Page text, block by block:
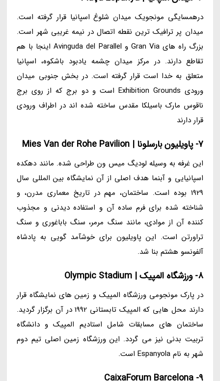
درهمسایگی مونجویک میدان شلوغ اسپانیا قرار گرفته است.
میدان پر ترافیک ترین نقطه اتصال در نیمه غریبی شهر است.
بزرگ راه های Gran Via و Avinguda del Parallel اینجا با هم
تقاطع دارند. در مرکز میدان چشمه یادبود باشکوه، اسپانیا
متعلق به خدا است قرار گرفته است. در بخش جنوبی میدان
ورودی Exhibition Grounds است و دو برج که از روی برج
ناقوس مارک باسیلکا مقدس ساخته شده اند در اطراف ورودی
قرار دارند
7- پاویلیون بارسلونا | Mies Van der Rohe Pavilion
این غرفه به وسیله لودیگ میس ون طراحی شده. مانند دهکده
اسپانیایی و آبنما هدف اصلی از آن نمایشگاه بین المللی سال
1929 بوده است. ساختمان، مهم در تاریخ معماری مدرن، و
شناخته شده برای فرم ساده آن و استفاده دیدنی و مجذوب
کننده آن از موادی، مانند سنگ مرمر، سنگ باباغوری و سنگ
تراورتن است. این پاویلیون برای خوشآمد گویی به پادشاه
آلفونسو هشتم بنا شد.
8- ورزشگاه المپیک | Olympic Stadium
در پارک مونجومی ورزشگاه المپیک و زمین های نمایشگاه قرار
دارند محل هایی که المپیک تابستانی 1992 در آن برگزار گردید.
ساختمان های مسابقات شامل استادیم المپیک و دانشگاه
تربیت بدنی نیز می گردد. این ورزشگاه زمین اصلی تیم دوم
شهر به نام Espanyola است.
9- CaixaForum Barcelona